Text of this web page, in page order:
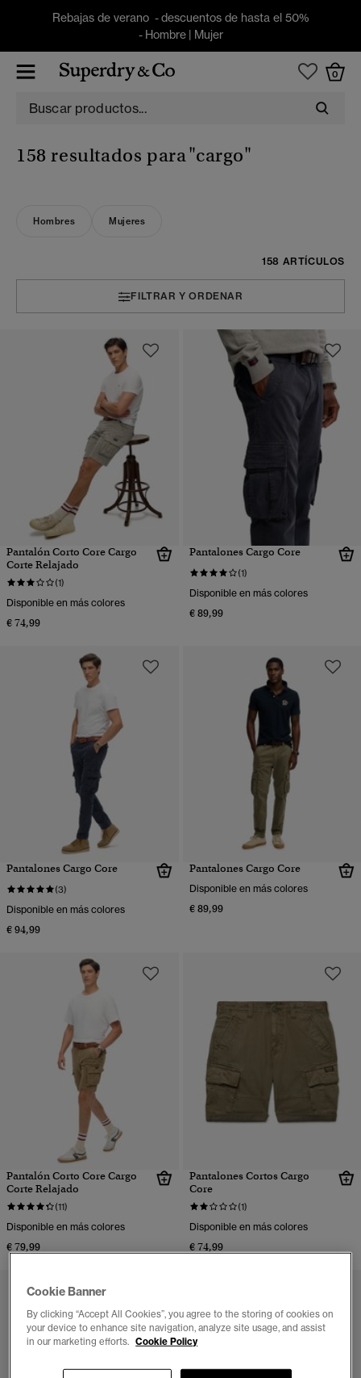
Rebajas de verano - descuentos de hasta el 50%
- Hombre| Mujer
0
158 resultados para"cargo"
Hombres Mujeres
158 ARTÍCULOS
FILTRAR Y ORDENAR
Pantalón Corto Core Cargo
Corte Relajado
(1)
Disponible en más colores
€ 74,99
Pantalones Cargo Core
(1)
Disponible en más colores
€ 89,99
Pantalones Cargo Core
(3)
Disponible en más colores
€ 94,99
Pantalones Cargo Core
Disponible en más colores
€ 89,99
Pantalón Corto Core Cargo
Corte Relajado
(11)
Disponible en más colores
€ 79,99
Pantalones Cortos Cargo
Core
(1)
Disponible en más colores
€ 74,99
Cookie Banner
By clicking “Accept All Cookies”, you agree to the storing of cookies on
your device to enhance site navigation, analyze site usage, and assist
in our marketing efforts. Cookie Policy